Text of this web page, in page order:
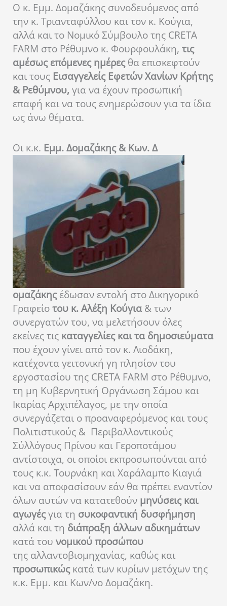
Ο κ. Εμμ. Δομαζάκης συνοδευόμενος από
την κ. Τριανταφύλλου και τον κ. Κούγια,
αλλά και το Νομικό Σύμβουλο της CRETA
FARM στο Ρέθυμνο κ. Φουρφουλάκη, τις
αμέσως επόμενες ημέρεςθα επισκεφτούν
και τους Εισαγγελείς Εφετών Χανίων Κρήτης
& Ρεθύμνου, για να έχουν προσωπική
επαφή και να τους ενημερώσουν για τα ίδια
ως άνω θέματα.
Οι κ.κ. Εμμ. Δομαζάκης & Κων. Δ
ομαζάκηςέδωσαν εντολή στο Δικηγορικό
Γραφείοτου κ. Αλέξη Κούγια & των
συνεργατών του, να μελετήσουν όλες
εκείνες τις καταγγελίες και τα δημοσιεύματα
που έχουν γίνει από τον κ. Λιοδάκη,
κατέχοντα γειτονική γη πλησίον του
εργοστασίου της CRETA FARM στο Ρέθυμνο,
τη μη Κυβερνητική Οργάνωση Σάμου και
Ικαρίας Αρχιπέλαγος, με την οποία
συνεργάζεται ο προαναφερόμενος και τους
Πολιτιστικούς & Περιβαλλοντικούς
Σύλλόγους Πρίνου και Γεροποτάμου
αντίστοιχα, οι οποίοι εκπροσωπούνται από
τους κ.κ. Τουρνάκη και Χαράλαμπο Κιαγιά
και να αποφασίσουν εάν θα πρέπει εναντίον
όλων αυτών να κατατεθούν μηνύσεις και
αγωγέςγια τη συκοφαντική δυσφήμηση
αλλά και τη διάπραξη άλλων αδικημάτων
κατά του νομικού προσώπου
της αλλαντοβιομηχανίας, καθώς και
προσωπικώςκατά των κυρίων μετόχων της
κ.κ. Εμμ. και Κων/νο Δομαζάκη.